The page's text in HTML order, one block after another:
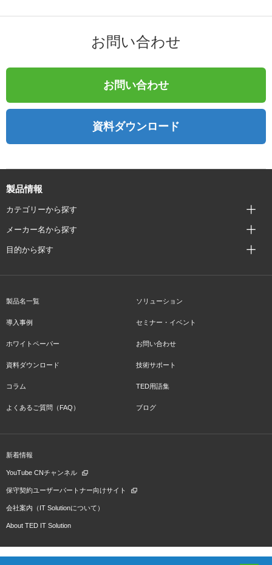
お問い合わせ
お問い合わせ
資料ダウンロード
製品情報
カテゴリーから探す
メーカー名から探す
目的から探す
製品名一覧 ソリューション
導入事例 セミナー・イベント
ホワイトペーパー お問い合わせ
資料ダウンロード 技術サポート
コラム TED用語集
よくあるご質問（FAQ） ブログ
新着情報
YouTube CNチャンネル
保守契約ユーザーパートナー向けサイト
会社案内（IT Solutionについて）
About TED IT Solution